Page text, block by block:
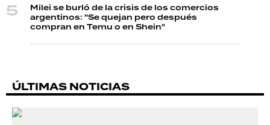
Milei se burló de la crisis de los comercios
argentinos: "Se quejan pero después
compran en Temu o en Shein"
ÚLTIMAS NOTICIAS